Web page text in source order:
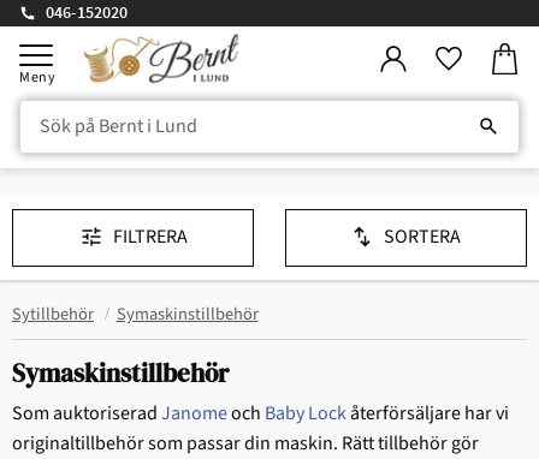
Meny
046-152020
Sytillbehör Symaskinstillbehör
Symaskinstillbehör
Som auktoriseradJanomeoch Baby Lockåterförsäljare har vi
originaltillbehör som passar din maskin. Rätt tillbehör gör
FILTRERA SORTERA